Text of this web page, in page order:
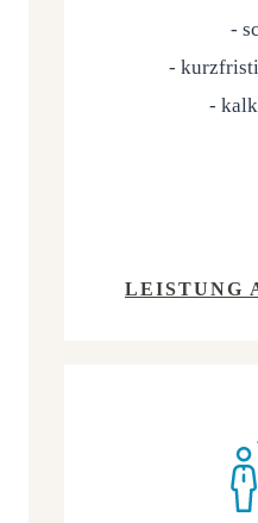
-
-
-
LEIS­TUNG